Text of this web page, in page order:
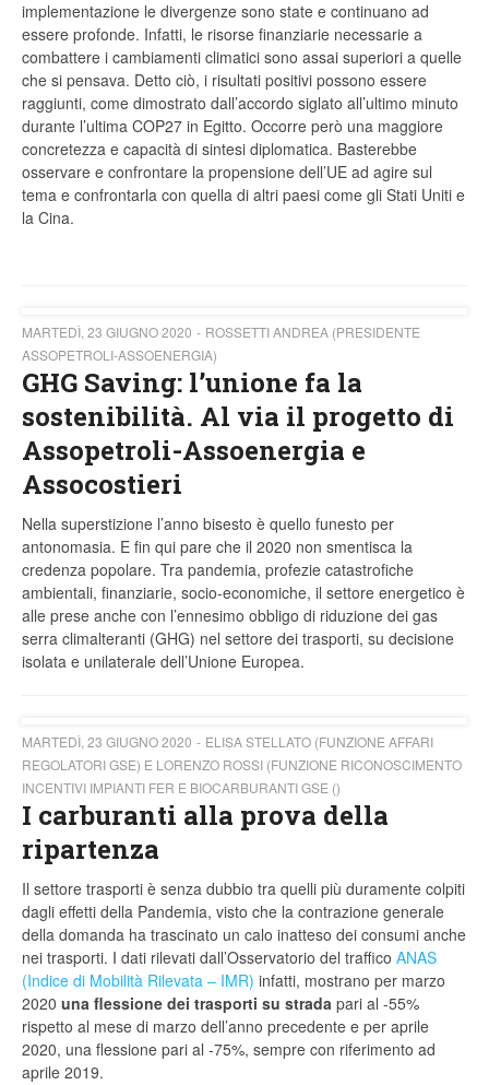
implementazione le divergenze sono state e continuano ad
essere profonde. Infatti, le risorse finanziarie necessarie a
combattere i cambiamenti climatici sono assai superiori a quelle
che si pensava. Detto ciò, i risultati positivi possono essere
raggiunti, come dimostrato dall’accordo siglato all’ultimo minuto
durante l’ultima COP27 in Egitto. Occorre però una maggiore
concretezza e capacità di sintesi diplomatica. Basterebbe
osservare e confrontare la propensione dell’UE ad agire sul
tema e confrontarla con quella di altri paesi come gli Stati Uniti e
la Cina.
MARTEDÌ, 23 GIUGNO 2020
ROSSETTI ANDREA (PRESIDENTE
ASSOPETROLI-ASSOENERGIA)
GHG Saving: l’unione fa la
sostenibilità. Al via il progetto di
Assopetroli-Assoenergia e
Assocostieri
Nella superstizione l’anno bisesto è quello funesto per
antonomasia. E fin qui pare che il 2020 non smentisca la
credenza popolare. Tra pandemia, profezie catastrofiche
ambientali, finanziarie, socio-economiche, il settore energetico è
alle prese anche con l’ennesimo obbligo di riduzione dei gas
serra climalteranti (GHG) nel settore dei trasporti, su decisione
isolata e unilaterale dell’Unione Europea.
MARTEDÌ, 23 GIUGNO 2020
ELISA STELLATO (FUNZIONE AFFARI
REGOLATORI GSE) E LORENZO ROSSI (FUNZIONE RICONOSCIMENTO
INCENTIVI IMPIANTI FER E BIOCARBURANTI GSE ()
I carburanti alla prova della
ripartenza
Il settore trasporti è senza dubbio tra quelli più duramente colpiti
dagli effetti della Pandemia, visto che la contrazione generale
della domanda ha trascinato un calo inatteso dei consumi anche
nei trasporti. I dati rilevati dall’Osservatorio del traffico ANAS
(Indice di Mobilità Rilevata – IMR) infatti, mostrano per marzo
2020 una flessione dei trasporti su strada pari al -55%
rispetto al mese di marzo dell’anno precedente e per aprile
2020, una flessione pari al -75%, sempre con riferimento ad
aprile 2019.